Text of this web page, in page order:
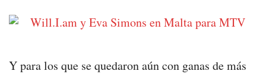
Y para los que se quedaron aún con ganas de más